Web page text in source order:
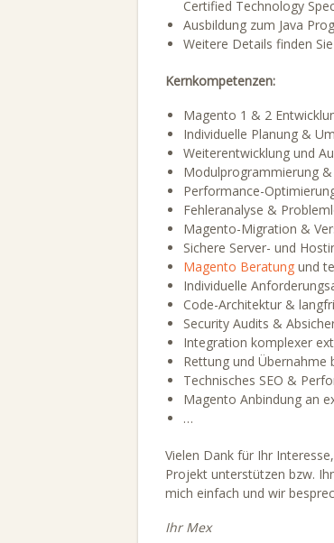
Certified Technology
Ausbildung zum Java
Weitere Details finden
Kernkompetenzen:
Magento 1 & 2
Individuelle Planung &
Weiterentwicklung und
Modulprogrammierung
Performance-
Fehleranalyse &
Magento-Migration &
Sichere Server- und
Magento Beratung und
Individuelle
Code-Architektur &
Security Audits &
Integration komplexer
Rettung und
Technisches SEO &
Magento Anbindung an
…
Vielen Dank für Ihr
Projekt unterstützen bzw.
mich einfach und wir
Ihr Mex